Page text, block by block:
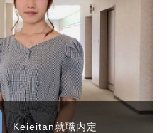
Keieitan就職内定